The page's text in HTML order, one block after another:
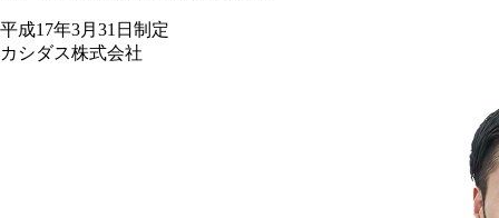
平成17年3月31日制定
カシダス株式会社